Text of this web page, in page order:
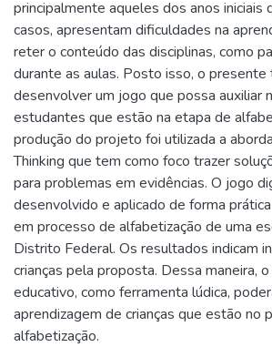
principalmente aqueles dos anos iniciais
casos, apresentam dificuldades na
reter o conteúdo das disciplinas, como
durante as aulas. Posto isso, o presente
desenvolver um jogo que possa auxiliar
estudantes que estão na etapa de
produção do projeto foi utilizada a
Thinking que tem como foco trazer
para problemas em evidências. O jogo
desenvolvido e aplicado de forma
em processo de alfabetização de uma
Distrito Federal. Os resultados indicam
crianças pela proposta. Dessa maneira,
educativo, como ferramenta lúdica,
aprendizagem de crianças que estão no
alfabetização.